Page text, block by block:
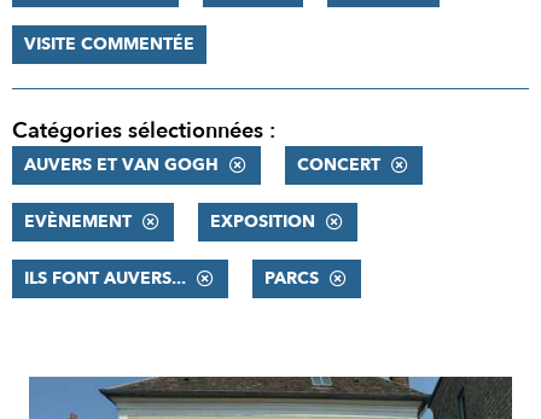
VISITE COMMENTÉE
Catégories sélectionnées :
AUVERS ET VAN GOGH CONCERT
EVÈNEMENT EXPOSITION
ILS FONT AUVERS... PARCS
RÉSULTATS